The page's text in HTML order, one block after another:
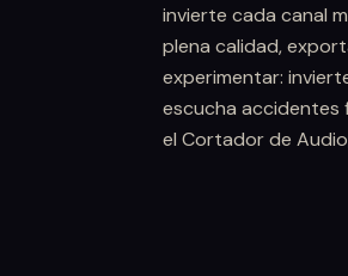
invierte cada canal
plena calidad,
experimentar:
escucha accidentes
el Cortador de